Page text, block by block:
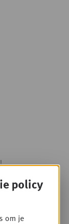
policy
om je